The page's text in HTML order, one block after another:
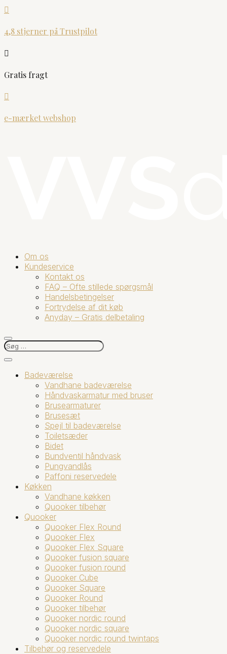

4,8 stjerner på Trustpilot

Gratis fragt

e-mærket webshop
Om os
Kundeservice
Kontakt os
FAQ – Ofte stillede spørgsmål
Handelsbetingelser
Fortrydelse af dit køb
Anyday – Gratis delbetaling
Badeværelse
Vandhane badeværelse
Håndvaskarmatur med bruser
Brusearmaturer
Brusesæt
Spejl til badeværelse
Toiletsæder
Bidet
Bundventil håndvask
Pungvandlås
Paffoni reservedele
Køkken
Vandhane køkken
Quooker tilbehør
Quooker
Quooker Flex Round
Quooker Flex
Quooker Flex Square
Quooker fusion square
Quooker fusion round
Quooker Cube
Quooker Square
Quooker Round
Quooker tilbehør
Quooker nordic round
Quooker nordic square
Quooker nordic round twintaps
Tilbehør og reservedele